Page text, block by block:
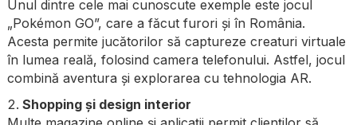
Unul dintre cele mai cunoscute exemple este jocul
„Pokémon GO”, care a făcut furori și în România.
Acesta permite jucătorilor să captureze creaturi virtuale
în lumea reală, folosind camera telefonului. Astfel, jocul
combină aventura și explorarea cu tehnologia AR.
Shopping și design interior